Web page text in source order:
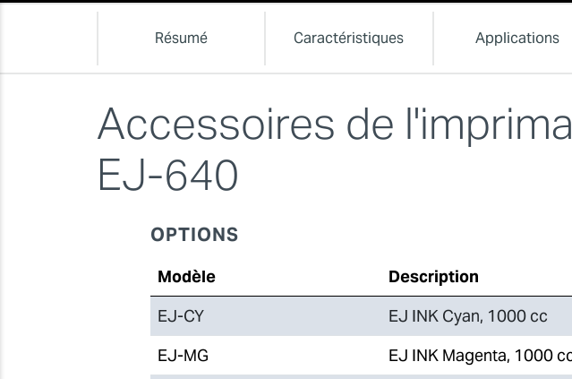
Résumé Caractéristiques Applications
Accessoires de
EJ-640
OPTIONS
Modèle
Description
EJ-CY
EJ INK Cyan, 1000 cc
EJ-MG
EJ INK Magenta, 1000